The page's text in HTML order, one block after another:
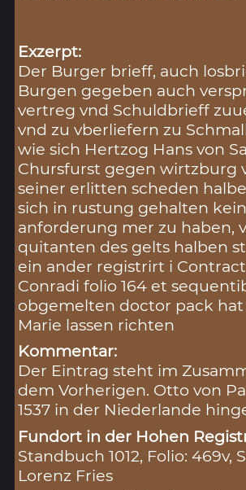
Exzerpt:
Der Burger brieff, auch
Burgen gegeben auch
vertreg vnd Schuldbrieff
vnd zu vberliefern zu
wie sich Hertzog Hans von
Chursfurst gegen wirtzburg
seiner erlitten scheden
sich in rustung gehalten kein
anforderung mer zu haben,
quitanten des gelts halben
ein ander registrirt i
Conradi folio 164 et
obgemelten doctor pack
Marie lassen richten
Kommentar:
Der Eintrag steht im
dem Vorherigen. Otto von
1537 in der Niederlande
Fundort in der Hohen
Standbuch 1012, Folio: 469v,
Lorenz Fries